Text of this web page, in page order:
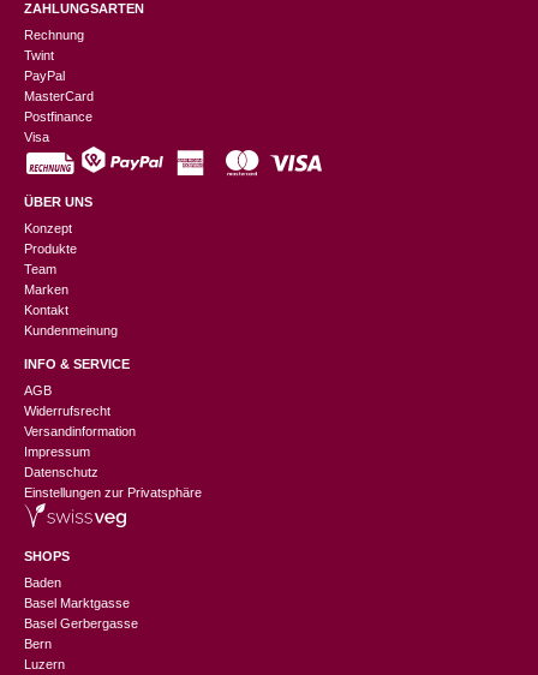
ZAHLUNGSARTEN
Rechnung
Twint
PayPal
MasterCard
Postfinance
Visa
ÜBER UNS
Konzept
Produkte
Team
Marken
Kontakt
Kundenmeinung
INFO & SERVICE
AGB
Widerrufsrecht
Versandinformation
Impressum
Datenschutz
Einstellungen zur Privatsphäre
SHOPS
Baden
Basel Marktgasse
Basel Gerbergasse
Bern
Luzern